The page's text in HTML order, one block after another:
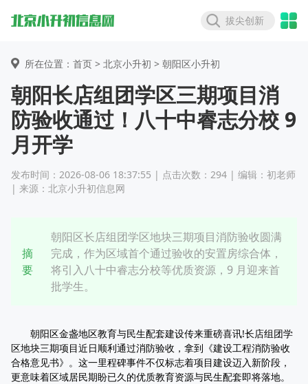
拔尖创新
所在位置：首页 > 北京小升初 > 朝阳区小升初
朝阳长店组团学区三期项目消
防验收通过！八十中睿志分校 9
月开学
发布时间：2026-08-06 18:37:55 | 点击次数：294 | 编辑：初老师
| 来源：北京小升初信息网
摘
要
朝阳区长店组团学区地块三期项目消防验收圆满
完成，作为区域首个通过验收的安置房综合体，
将引入八十中睿志分校等优质资源，9 月迎来首
批学生。
朝阳区金盏地区教育与民生配套建设传来重磅喜讯!长店组团学
区地块三期项目近日顺利通过消防验收，拿到《建设工程消防验收
合格意见书》。这一里程碑事件不仅标志着项目建设迈入新阶段，
更意味着区域居民期盼已久的优质教育资源与民生配套即将落地。